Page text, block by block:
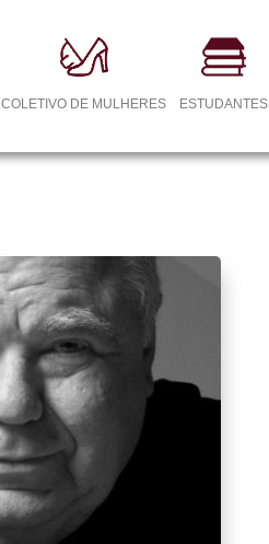
COLETIVO DE MULHERES ESTUDANTES